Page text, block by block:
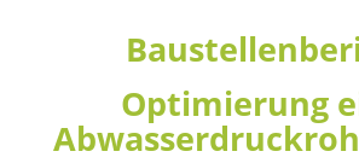
Optimierung